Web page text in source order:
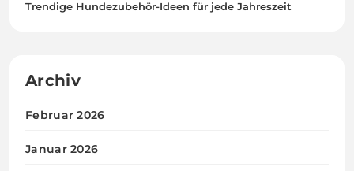
Trendige Hundezubehör-Ideen für jede Jahreszeit
Archiv
Februar 2026
Januar 2026